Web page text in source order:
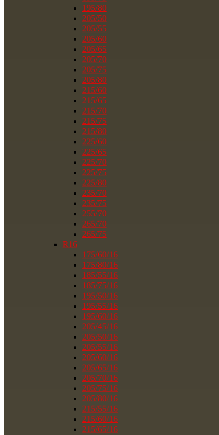
195/80
205/50
205/55
205/60
205/65
205/70
205/75
205/80
215/60
215/65
215/70
215/75
215/80
225/60
225/65
225/70
225/75
225/80
235/70
235/75
255/70
265/70
265/75
R16
175/60/16
175/80/16
185/55/16
185/75/16
195/50/16
195/55/16
195/60/16
205/45/16
205/50/16
205/55/16
205/60/16
205/65/16
205/70/16
205/75/16
205/80/16
215/55/16
215/60/16
215/65/16